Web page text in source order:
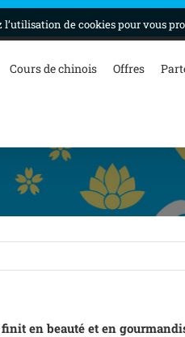
Cours de chinois Offres
en beauté et en
de cookies pour vous